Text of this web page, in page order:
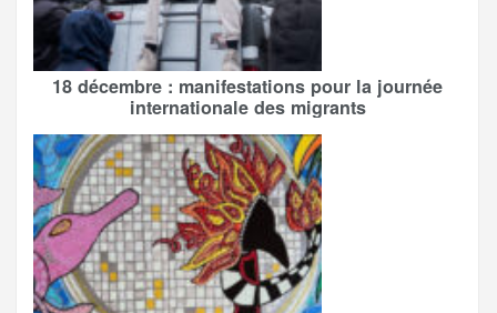
18 décembre : manifestations pour la journée
internationale des migrants